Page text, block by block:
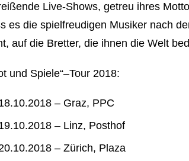
Live-Shows, getreu ihres
es die spielfreudigen Musiker nach
auf die Bretter, die ihnen die Welt
und Spiele“–Tour 2018:
– Graz, PPC
– Linz, Posthof
– Zürich, Plaza